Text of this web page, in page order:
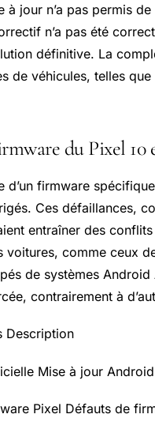
à jour n’a pas permis
n’a pas été
définitive. La
de véhicules, telles
du Pixel 10
d’un firmware
Ces défaillances,
entraîner des
voitures, comme ceux
de systèmes
contrairement à
Description
Mise à jour
Pixel Défauts de